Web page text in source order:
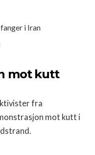
i Iran
mot kutt
fra
mot kutt i